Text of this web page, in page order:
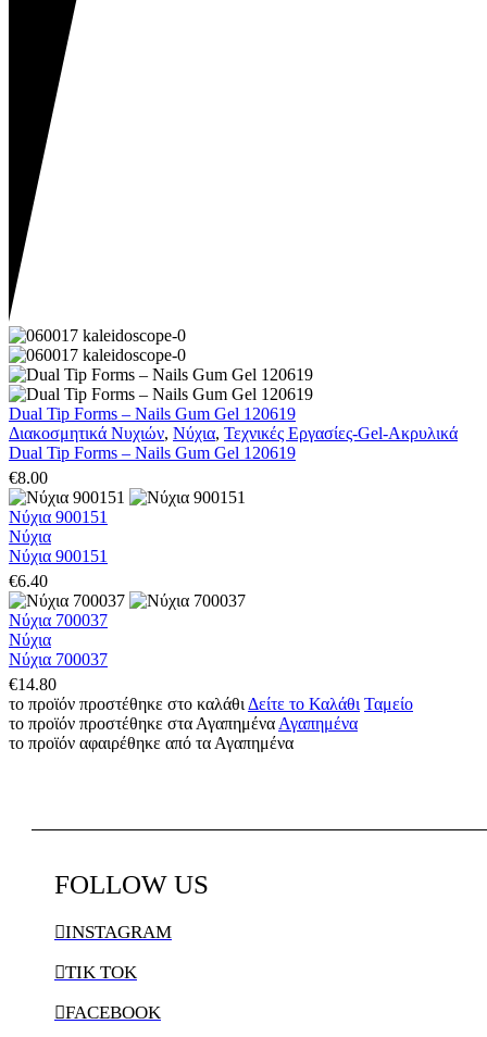
Dual Tip Forms – Nails Gum Gel 120619
Διακοσμητικά Νυχιών, Νύχια, Τεχνικές Εργασίες-Gel-Ακρυλικά
Dual Tip Forms – Nails Gum Gel 120619
€8.00
Νύχια 900151
Νύχια
Νύχια 900151
€6.40
Νύχια 700037
Νύχια
Νύχια 700037
€14.80
το προϊόν προστέθηκε στο καλάθι Δείτε το Καλάθι Ταμείο
το προϊόν προστέθηκε στα Αγαπημένα Αγαπημένα
το προϊόν αφαιρέθηκε από τα Αγαπημένα
FOLLOW US
INSTAGRAM
TIK TOK
FACEBOOK